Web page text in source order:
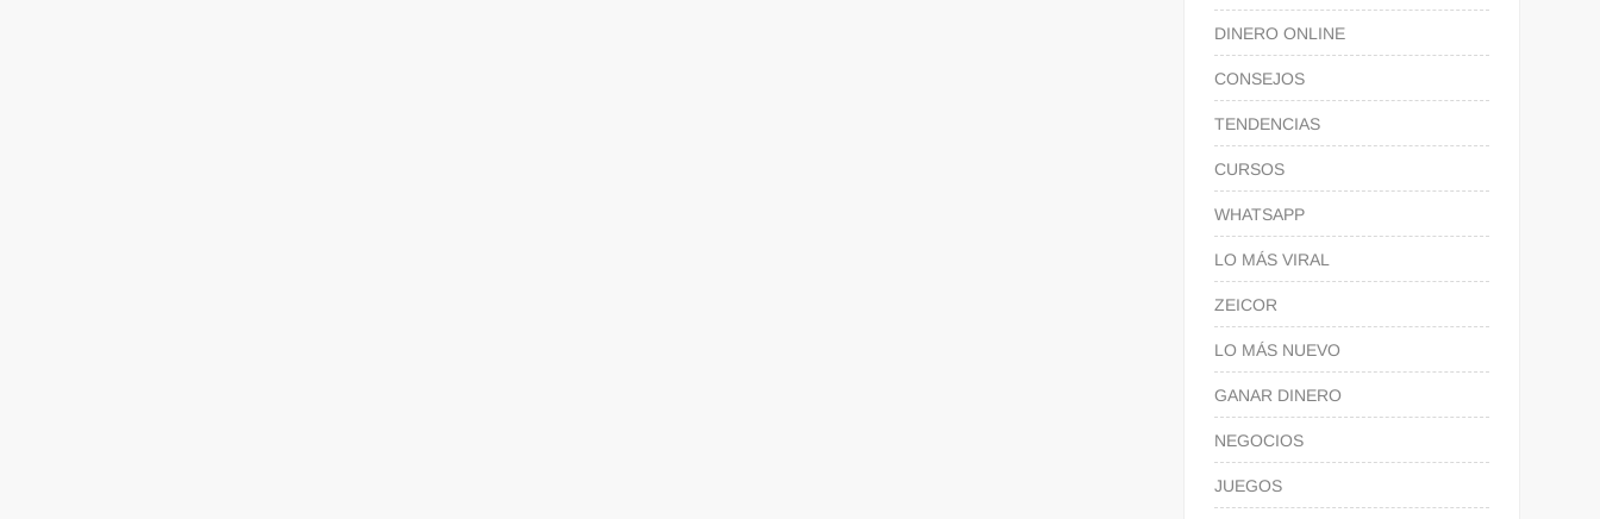
DINERO ONLINE
CONSEJOS
TENDENCIAS
CURSOS
WHATSAPP
LO MÁS VIRAL
ZEICOR
LO MÁS NUEVO
GANAR DINERO
NEGOCIOS
JUEGOS